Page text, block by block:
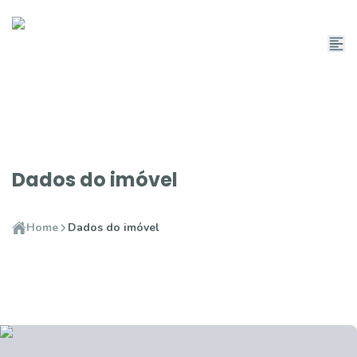
Dados do imóvel
Home Dados do imóvel